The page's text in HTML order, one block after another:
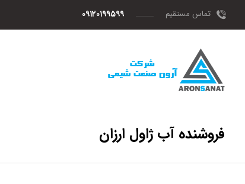
تماس مستقیم ۰۹۱۲۰۱۹۹۵۹۹
فروشنده آب ژاول ارزان